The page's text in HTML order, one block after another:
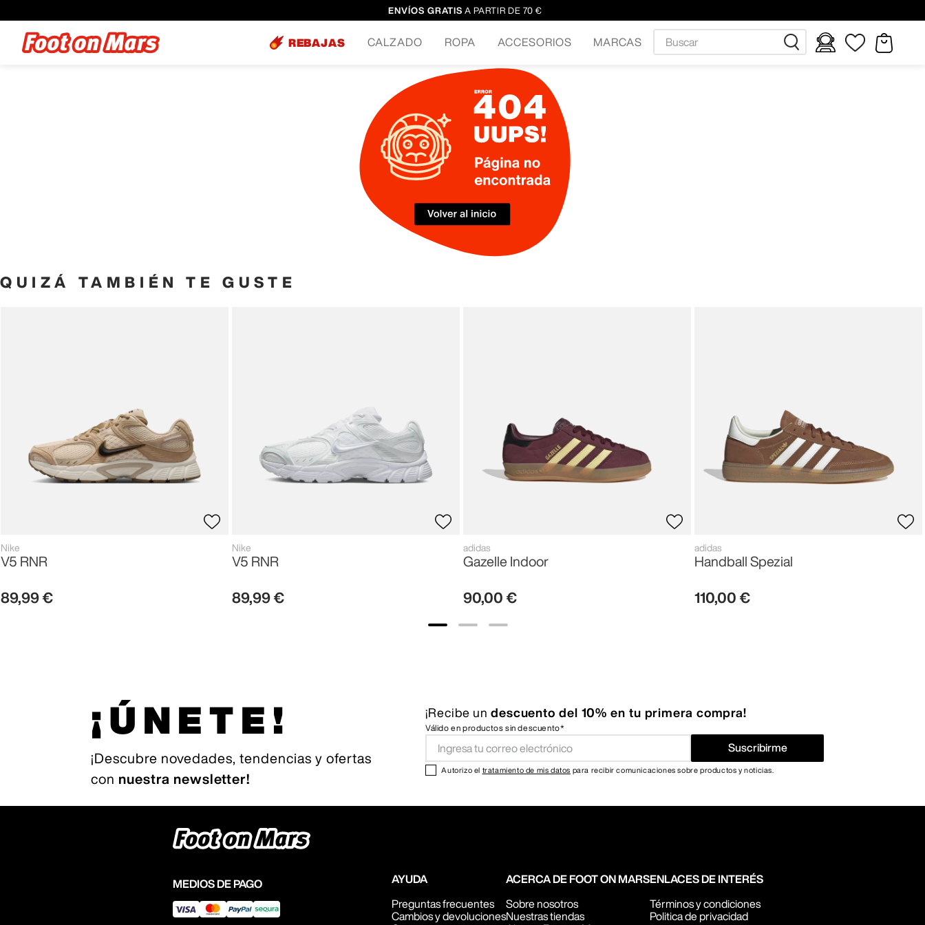
ENVÍOS GRATIS A PARTIR DE 70 €
REBAJAS CALZADO ROPA ACCESORIOS MARCAS
QUIZÁ TAMBIÉN TE GUSTE
Nike
V5 RNR
89,99 €
Nike
V5 RNR
89,99 €
adidas
Gazelle Indoor
90,00 €
adidas
Handball Spezial
110,00 €
¡ÚNETE!
¡Descubre novedades, tendencias y ofertas
con nuestra newsletter!
¡Recibe un descuento del 10% en tu primera compra!
Válido en productos sin descuento*
Suscribirme
Autorizo el tratamiento de mis datos para recibir comunicaciones sobre productos y noticias.
MEDIOS DE PAGO AYUDA
Preguntas frecuentes
Cambios y devoluciones
ACERCA DE FOOT ON MARS
Sobre nosotros
Nuestras tiendas
ENLACES DE INTERÉS
Términos y condiciones
Politica de privacidad